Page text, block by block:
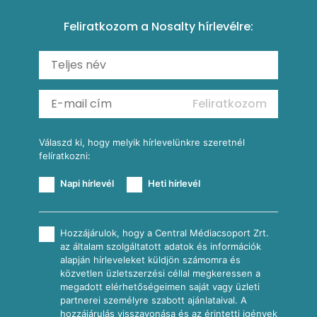
Carbonara
Shakshuka
Ratatouille
Mexikói húsleves kukorica salsával
Almás-kéksajtos kukoricasaláta
Köretek
Reggeli receptek
Feliratkozom a Nosalty hírlevélre:
Feliratkozom
Válaszd ki, hogy melyik hírlevelünkre szeretnél
felíratkozni:
Napi hírlevél Heti hírlevél
Hozzájárulok, hogy a Central Médiacsoport Zrt.
az általam szolgáltatott adatok és információk
alapján hírleveleket küldjön számomra és
közvetlen üzletszerzési céllal megkeressen a
megadott elérhetőségeimen saját vagy üzleti
partnerei személyre szabott ajánlataival. A
hozzájárulás visszavonása és az érintetti igények